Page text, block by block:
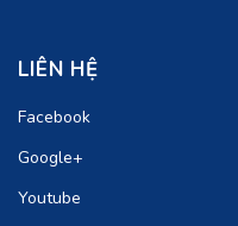
LIÊN HỆ
Facebook
Google+
Youtube